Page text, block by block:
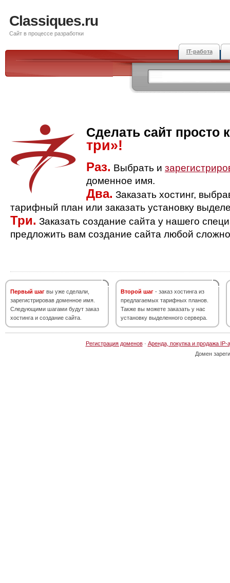
Classiques.ru
Сайт в процессе разработки
IT-работа
Сделать сайт просто
три»!
Раз. Выбрать и
доменное имя.
Два. Заказать хостинг,
тарифный план или заказать установку
Три. Заказать создание сайта у нашего
предложить вам создание сайта любой
Первый шаг вы уже сделали,
зарегистрировав доменное имя.
Следующими шагами будут заказ
хостинга и создание сайта.
Второй шаг - заказ хостинга из
предлагаемых тарифных планов.
Также вы можете заказать у нас
установку выделенного сервера.
Регистрация доменов· Аренда, покупка и продажа IP-
Домен